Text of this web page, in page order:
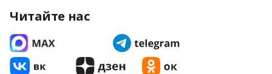
Читайте нас